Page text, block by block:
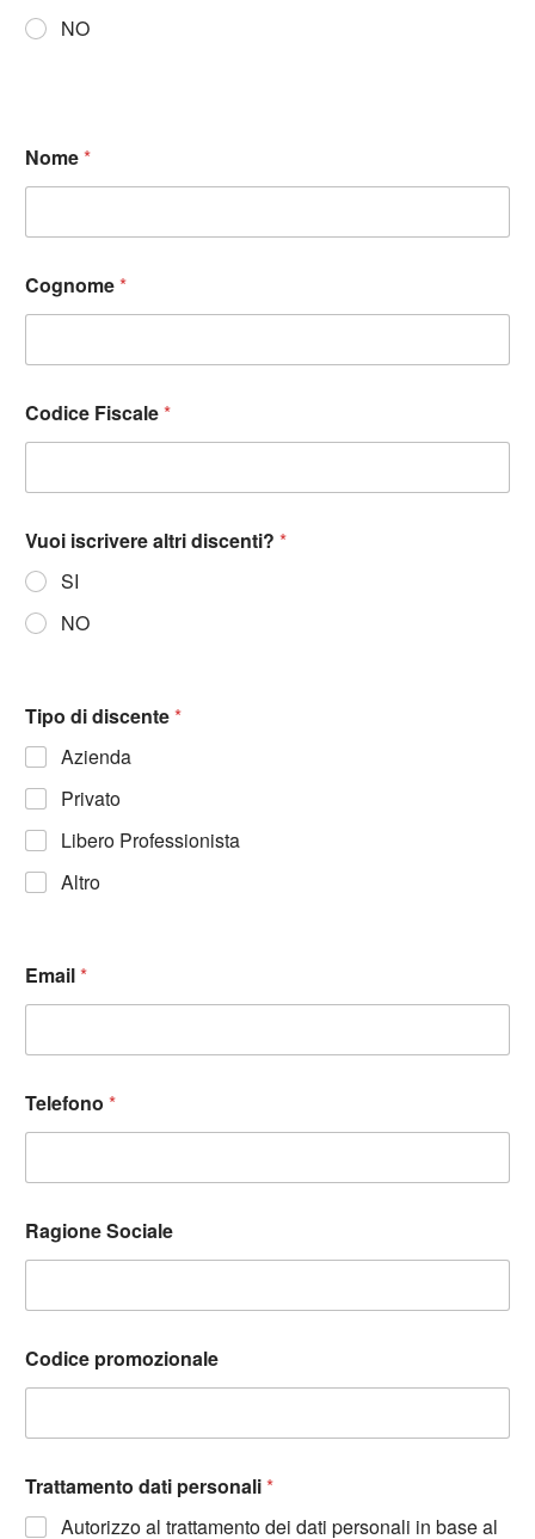
NO
Nome*
Cognome*
Codice Fiscale*
Vuoi iscrivere altri discenti? *
SI
NO
Tipo di discente*
Azienda
Privato
Libero Professionista
Altro
Email*
Telefono *
Ragione Sociale
Codice promozionale
Trattamento dati personali*
Autorizzo al trattamento dei dati personali in base al